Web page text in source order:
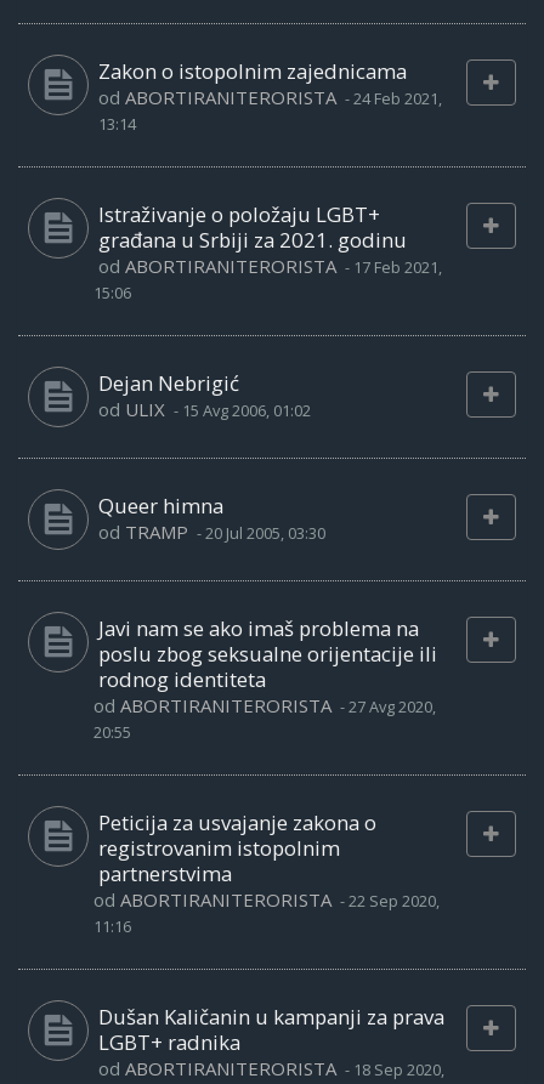
Zakon o istopolnim zajednicama
od ABORTIRANITERORISTA -24 Feb 2021,
13:14
Istraživanje o položaju LGBT+
građana u Srbiji za 2021. godinu
od ABORTIRANITERORISTA - 17 Feb 2021,
15:06
Dejan Nebrigić
od ULIX - 15 Avg 2006, 01:02
Queer himna
od TRAMP -20 Jul 2005, 03:30
Javi nam se ako imaš problema na
poslu zbog seksualne orijentacije ili
rodnog identiteta
od ABORTIRANITERORISTA -27 Avg 2020,
20:55
Peticija za usvajanje zakona o
registrovanim istopolnim
partnerstvima
od ABORTIRANITERORISTA -22 Sep 2020,
11:16
Dušan Kaličanin u kampanji za prava
LGBT+ radnika
od ABORTIRANITERORISTA - 18 Sep 2020,